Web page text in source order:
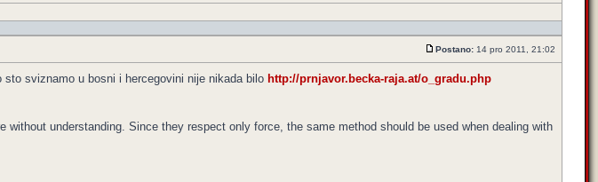
Postano: 14 pro 2011, 21:02
sviznamo u bosni i hercegovini nije nikada bilo http://prnjavor.becka-raja.at/o_gradu.php
understanding. Since they respect only force, the same method should be used when dealing with